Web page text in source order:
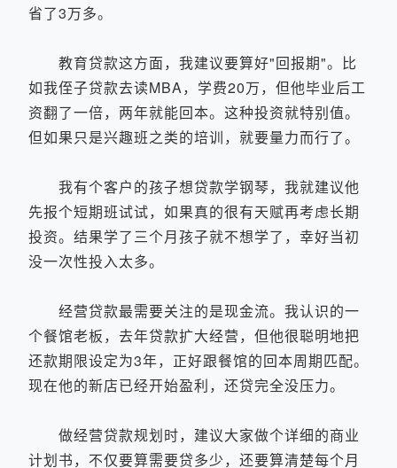
省了3万多。
教育贷款这方面，我建议要算好"回报期"。比
如我侄子贷款去读MBA，学费20万，但他毕业后工
资翻了一倍，两年就能回本。这种投资就特别值。
但如果只是兴趣班之类的培训，就要量力而行了。
我有个客户的孩子想贷款学钢琴，我就建议他
先报个短期班试试，如果真的很有天赋再考虑长期
投资。结果学了三个月孩子就不想学了，幸好当初
没一次性投入太多。
经营贷款最需要关注的是现金流。我认识的一
个餐馆老板，去年贷款扩大经营，但他很聪明地把
还款期限设定为3年，正好跟餐馆的回本周期匹配。
现在他的新店已经开始盈利，还贷完全没压力。
做经营贷款规划时，建议大家做个详细的商业
计划书，不仅要算需要贷多少，还要算清楚每个月